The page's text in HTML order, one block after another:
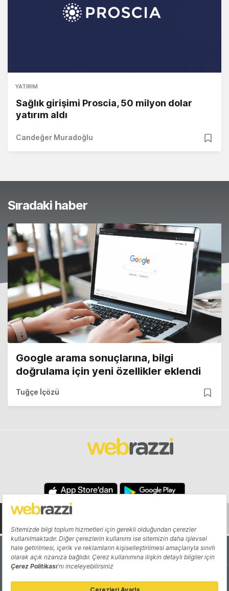
YATIRIM
Sağlık girişimi Proscia, 50 milyon dolar
yatırım aldı
Candeğer Muradoğlu
Sıradaki haber
Google arama sonuçlarına, bilgi
doğrulama için yeni özellikler eklendi
Tuğçe İçözü
Hakkında Yazarlar
Katkıda Bulun Reklam